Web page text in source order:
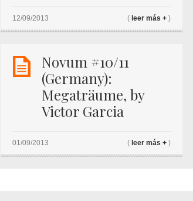
12/09/2013 ( leer más + )
K
Novum #10/11
(Germany):
Megaträume, by
Victor Garcia
01/09/2013 ( leer más + )